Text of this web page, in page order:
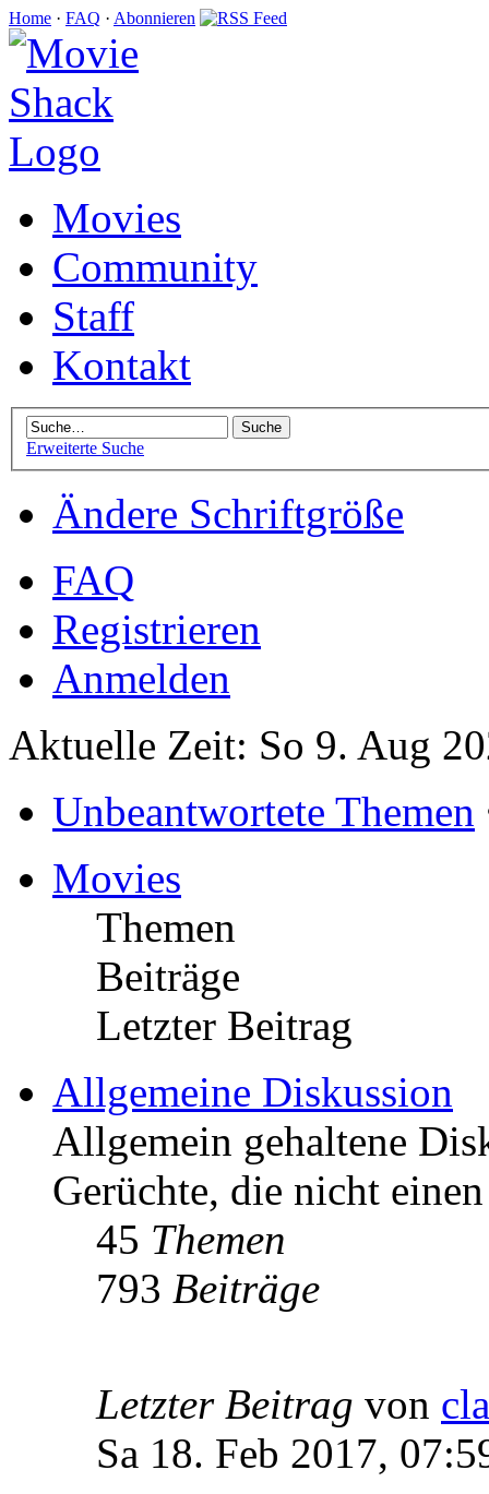
Home · FAQ · Abonnieren
Movies
Community
Staff
Kontakt
Erweiterte Suche
Ändere Schriftgröße
FAQ
Registrieren
Anmelden
Aktuelle Zeit: So 9. Aug
Unbeantwortete Themen
Movies
Themen
Beiträge
Letzter Beitrag
Allgemeine Diskussion
Allgemein gehaltene
Gerüchte, die nicht
45 Themen
793 Beiträge
Letzter Beitrag von
Sa 18. Feb 2017,